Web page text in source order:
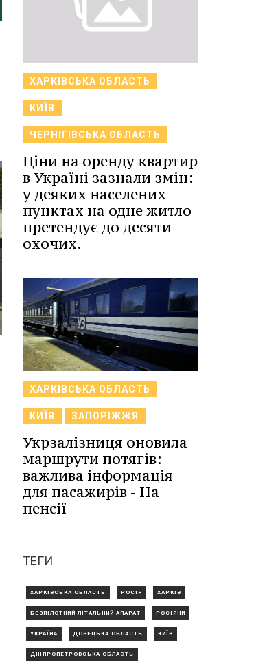
ХАРКІВСЬКА ОБЛАСТЬ
КИЇВ
ЧЕРНІГІВСЬКА ОБЛАСТЬ
Ціни на оренду квартир
в Україні зазнали змін:
у деяких населених
пунктах на одне житло
претендує до десяти
охочих.
ХАРКІВСЬКА ОБЛАСТЬ
КИЇВ ЗАПОРІЖЖЯ
Укрзалізниця оновила
маршрути потягів:
важлива інформація
для пасажирів - На
пенсії
ТЕГИ
ХАРКІВСЬКА ОБЛАСТЬ РОСІЯ ХАРКІВ
БЕЗПІЛОТНИЙ ЛІТАЛЬНИЙ АПАРАТ РОСІЯНИ
УКРАЇНА ДОНЕЦЬКА ОБЛАСТЬ КИЇВ
ДНІПРОПЕТРОВСЬКА ОБЛАСТЬ